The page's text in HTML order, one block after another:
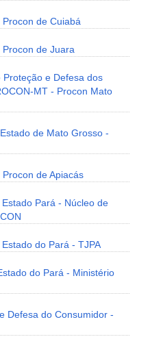
de Cuiabá
de Juara
e Defesa dos
MT - Procon Mato
de Mato Grosso -
de Apiacás
Pará - Núcleo de
do Pará - TJPA
do Pará - Ministério
Defesa do Consumidor -